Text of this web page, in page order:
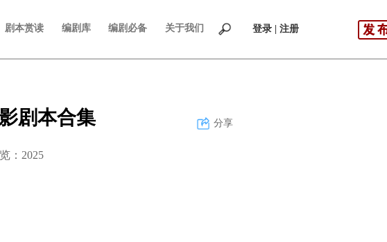
剧本赏读 编剧库 编剧必备 关于我们 登录 | 注册
分享
剧本合集
：2025